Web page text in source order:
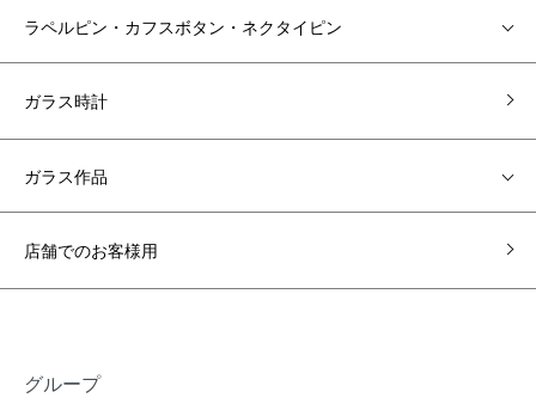
ラペルピン・カフスボタン・ネクタイピン
ガラス時計
ガラス作品
店舗でのお客様用
グループ